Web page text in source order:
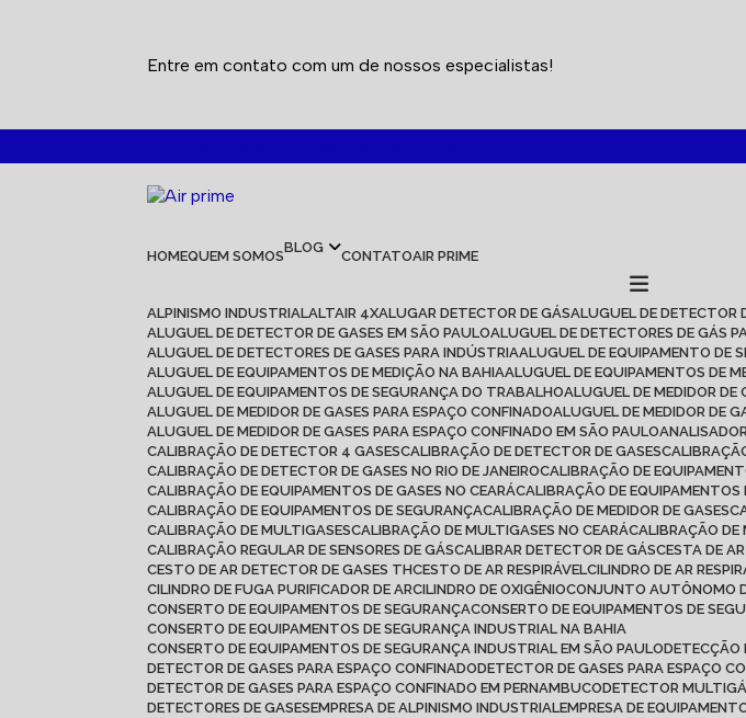
Entre em contato com um de nossos especialistas!
HOME QUEM SOMOS BLOG CONTATO AIR PRIME
ALPINISMO INDUSTRIAL ALTAIR 4X ALUGAR DETECTOR DE GÁS ALUGUEL DE DETECTOR
ALUGUEL DE DETECTOR DE GASES EM SÃO PAULO ALUGUEL DE DETECTORES DE GÁS
ALUGUEL DE DETECTORES DE GASES PARA INDÚSTRIA ALUGUEL DE EQUIPAMENTO DE
ALUGUEL DE EQUIPAMENTOS DE MEDIÇÃO NA BAHIA ALUGUEL DE EQUIPAMENTOS DE
ALUGUEL DE EQUIPAMENTOS DE SEGURANÇA DO TRABALHO ALUGUEL DE MEDIDOR DE
ALUGUEL DE MEDIDOR DE GASES PARA ESPAÇO CONFINADO ALUGUEL DE MEDIDOR DE
ALUGUEL DE MEDIDOR DE GASES PARA ESPAÇO CONFINADO EM SÃO PAULO
CALIBRAÇÃO DE DETECTOR 4 GASES CALIBRAÇÃO DE DETECTOR DE GASES
CALIBRAÇÃO DE DETECTOR DE GASES NO RIO DE JANEIRO CALIBRAÇÃO DE
CALIBRAÇÃO DE EQUIPAMENTOS DE GASES NO CEARÁ CALIBRAÇÃO DE
CALIBRAÇÃO DE EQUIPAMENTOS DE SEGURANÇA CALIBRAÇÃO DE MEDIDOR DE GASES
CALIBRAÇÃO DE MULTIGASES CALIBRAÇÃO DE MULTIGASES NO CEARÁ CALIBRAÇÃO
CALIBRAÇÃO REGULAR DE SENSORES DE GÁS CALIBRAR DETECTOR DE GÁS CESTA DE
CESTO DE AR DETECTOR DE GASES TH CESTO DE AR RESPIRÁVEL CILINDRO DE AR
CILINDRO DE FUGA PURIFICADOR DE AR CILINDRO DE OXIGÊNIO CONJUNTO AUTÔNOMO
CONSERTO DE EQUIPAMENTOS DE SEGURANÇA CONSERTO DE EQUIPAMENTOS DE
CONSERTO DE EQUIPAMENTOS DE SEGURANÇA INDUSTRIAL NA BAHIA
CONSERTO DE EQUIPAMENTOS DE SEGURANÇA INDUSTRIAL EM SÃO PAULO
DETECTOR DE GASES PARA ESPAÇO CONFINADO DETECTOR DE GASES PARA ESPAÇO
DETECTOR DE GASES PARA ESPAÇO CONFINADO EM PERNAMBUCO DETECTOR
DETECTORES DE GASES EMPRESA DE ALPINISMO INDUSTRIAL EMPRESA DE